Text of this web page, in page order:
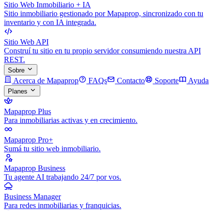
Sitio Web Inmobiliario + IA
Sitio inmobiliario gestionado por Mapaprop, sincronizado con tu
inventario y con IA integrada.
Sitio Web API
Construí tu sitio en tu propio servidor consumiendo nuestra API
REST.
Sobre
Acerca de Mapaprop FAQs Contacto Soporte Ayuda
Planes
Mapaprop Plus
Para inmobiliarias activas y en crecimiento.
Mapaprop Pro+
Sumá tu sitio web inmobiliario.
Mapaprop Business
Tu agente AI trabajando 24/7 por vos.
Business Manager
Para redes inmobiliarias y franquicias.